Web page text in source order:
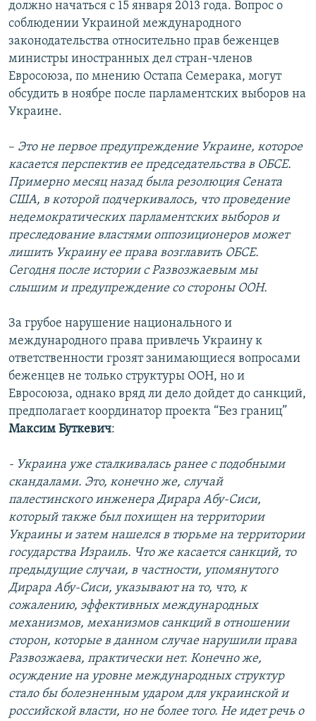
должно начаться с 15 января 2013 года. Вопрос о
соблюдении Украиной международного
законодательства относительно прав беженцев
министры иностранных дел стран-членов
Евросоюза, по мнению Остапа Семерака, могут
обсудить в ноябре после парламентских выборов на
Украине.
– Это не первое предупреждение Украине, которое
касается перспектив ее председательства в ОБСЕ.
Примерно месяц назад была резолюция Сената
США, в которой подчеркивалось, что проведение
недемократических парламентских выборов и
преследование властями оппозиционеров может
лишить Украину ее права возглавить ОБСЕ.
Сегодня после истории с Развозжаевым мы
слышим и предупреждение со стороны ООН.
За грубое нарушение национального и
международного права привлечь Украину к
ответственности грозят занимающиеся вопросами
беженцев не только структуры ООН, но и
Евросоюза, однако вряд ли дело дойдет до санкций,
предполагает координатор проекта “Без границ”
Максим Буткевич:
- Украина уже сталкивалась ранее с подобными
скандалами. Это, конечно же, случай
палестинского инженера Дирара Абу-Сиси,
который также был похищен на территории
Украины и затем нашелся в тюрьме на территории
государства Израиль. Что же касается санкций, то
предыдущие случаи, в частности, упомянутого
Дирара Абу-Сиси, указывают на то, что, к
сожалению, эффективных международных
механизмов, механизмов санкций в отношении
сторон, которые в данном случае нарушили права
Развозжаева, практически нет. Конечно же,
осуждение на уровне международных структур
стало бы болезненным ударом для украинской и
российской власти, но не более того. Не идет речь о